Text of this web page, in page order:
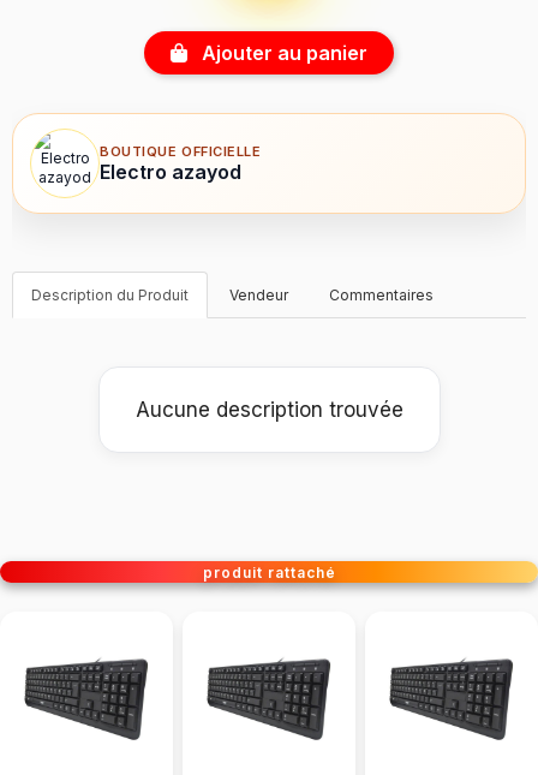
Ajouter au panier
BOUTIQUE OFFICIELLE
Electro azayod
Description du Produit Vendeur Commentaires
Aucune description trouvée
produit rattaché